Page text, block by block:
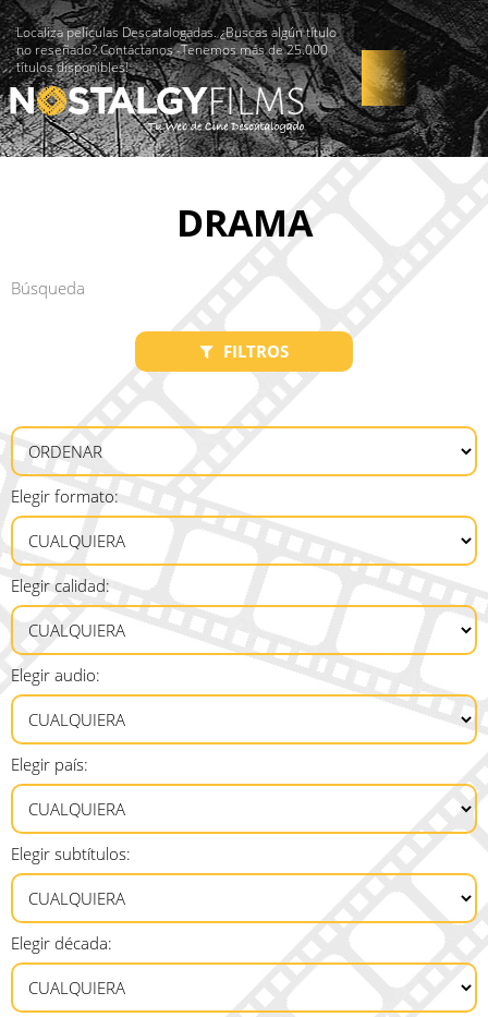
Localiza películas Descatalogadas. ¿Buscas algún título
no reseñado? Contáctanos -Tenemos más de 25.000
títulos disponibles!
DRAMA
FILTROS
Elegir formato:
Elegir calidad:
Elegir audio:
Elegir país:
Elegir subtítulos:
Elegir década: